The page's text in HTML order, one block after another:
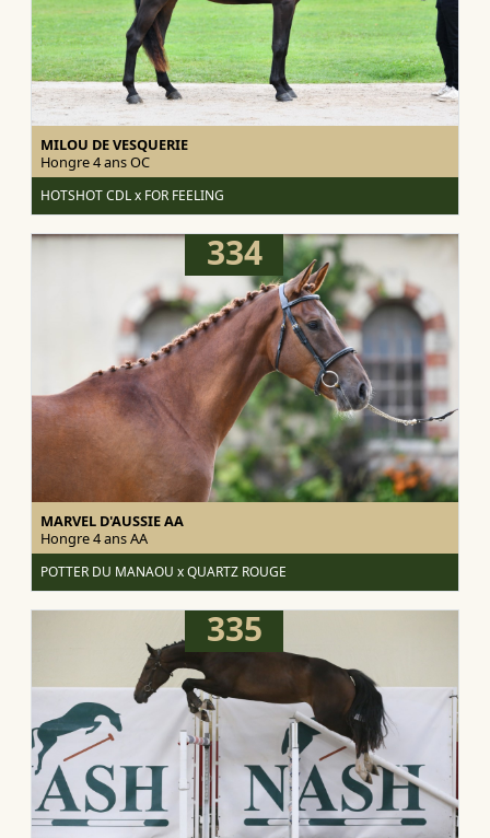
MILOU DE VESQUERIE
Hongre 4 ansOC
HOTSHOT CDL x FOR FEELING
334
MARVEL D'AUSSIE AA
Hongre 4 ansAA
POTTER DU MANAOU x QUARTZ ROUGE
335